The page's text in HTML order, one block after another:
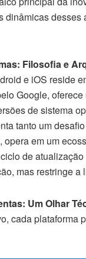
dinâmicas
Filosofia e
e iOS reside
Google,
de sistema
tanto um
em um
de
mas restringe
Um Olhar
cada plataforma